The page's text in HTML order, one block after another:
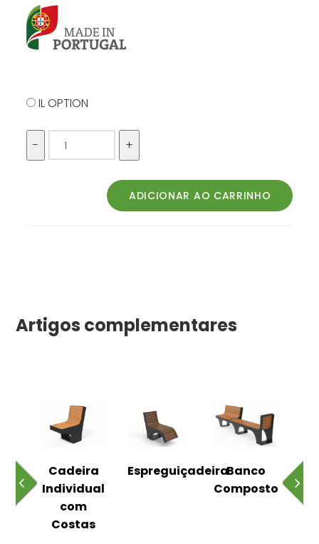
IL OPTION
Artigos complementares
Cadeira
Individual
com
Costas
EspreguiçadeiraBanco
Composto